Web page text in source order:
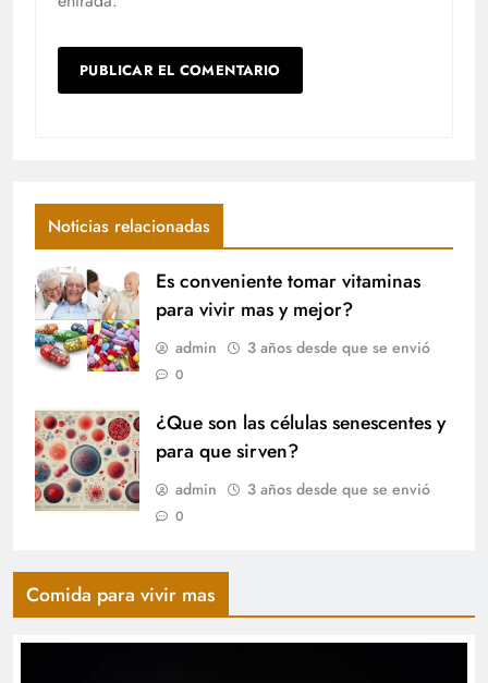
Noticias relacionadas
Es conveniente tomar vitaminas
para vivir mas y mejor?
admin 3 años desde que se envió
0
¿Que son las células senescentes y
para que sirven?
admin 3 años desde que se envió
0
Comida para vivir mas